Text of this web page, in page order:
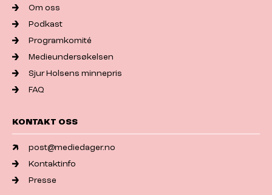
Om oss
Podkast
Programkomité
Medieundersøkelsen
Sjur Holsens minnepris
FAQ
KONTAKT OSS
post@mediedager.no
Kontaktinfo
Presse